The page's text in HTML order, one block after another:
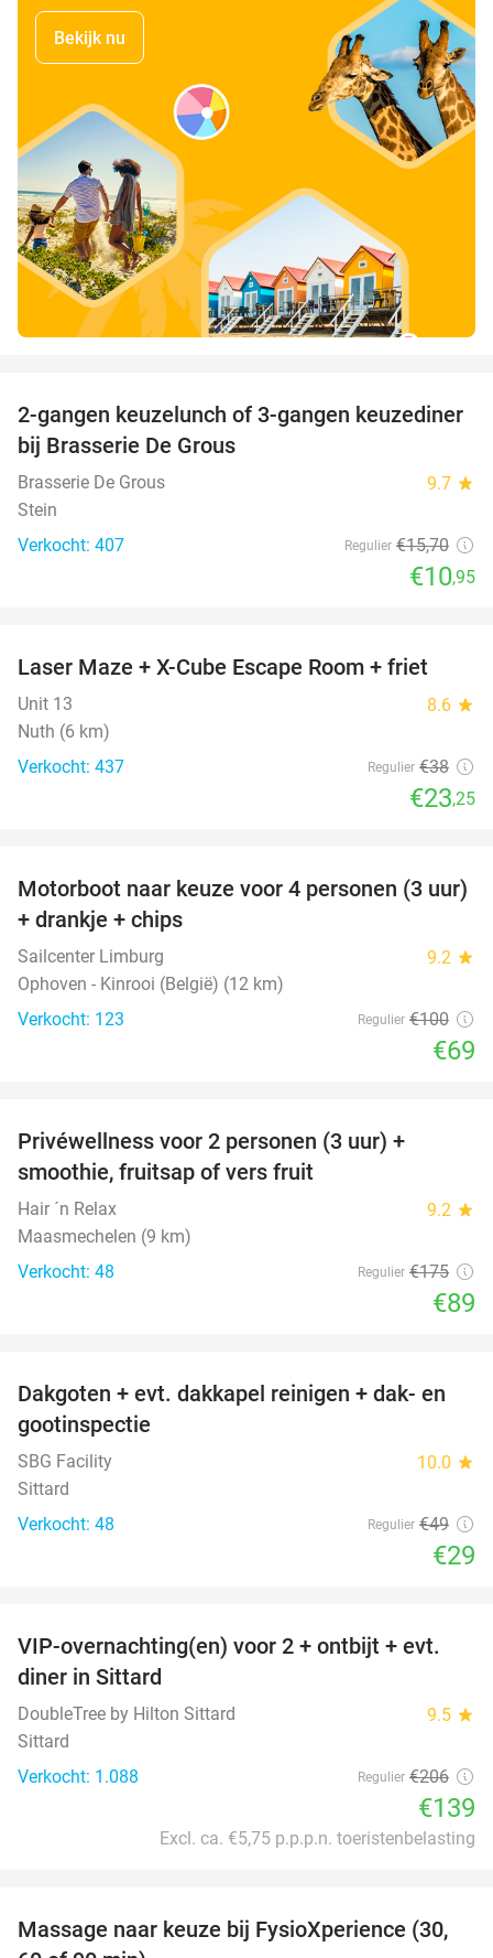
Bekijk nu
30%
2-gangen keuzelunch of 3-gangen keuzediner
bij Brasserie De Grous
Brasserie De Grous 9.7 star
Stein
Verkocht: 407
Regulier €15,70
€10,95
39%
Laser Maze + X-Cube Escape Room + friet
Unit 13 8.6 star
Nuth (6 km)
Verkocht: 437
Regulier €38
€23,25
31%
Motorboot naar keuze voor 4 personen (3 uur)
+ drankje + chips
Sailcenter Limburg 9.2 star
Ophoven - Kinrooi (België) (12 km)
Verkocht: 123
Regulier €100
€69
Privéwellness voor 2 personen (3 uur) +
smoothie, fruitsap of vers fruit
Hair ´n Relax 9.2 star
Maasmechelen (9 km)
Verkocht: 48
Regulier €175
€89
41%
Dakgoten + evt. dakkapel reinigen + dak- en
gootinspectie
SBG Facility 10.0 star
Sittard
Verkocht: 48
Regulier €49
€29
33%
VIP-overnachting(en) voor 2 + ontbijt + evt.
diner in Sittard
DoubleTree by Hilton Sittard 9.5 star
Sittard
Verkocht: 1.088
Regulier €206
€139
Excl. ca. €5,75 p.p.p.n. toeristenbelasting
44%
Massage naar keuze bij FysioXperience (30,